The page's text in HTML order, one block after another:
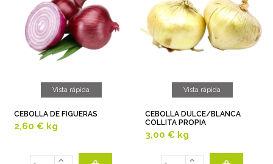
Vista rápida
CEBOLLA DE FIGUERAS
2,60 € kg
Vista rápida
CEBOLLA DULCE/BLANCA
COLLITA PROPIA
3,00 € kg